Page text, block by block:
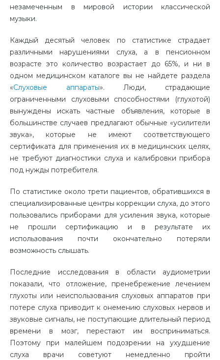
незамеченным в мировой истории классической
музыки.
Каждый десятый человек по статистике страдает
различными нарушениями слуха, а в пенсионном
возрасте это количество возрастает до 65%, и ни в
одном медицинском каталоге вы не найдете раздела
«Слуховые аппараты». Люди, страдающие
ограниченными слуховыми способностями (глухотой)
вынуждены искать частные объявления, которые в
большинстве случаев предлагают обычные «усилители
звука», которые не имеют соответствующего
сертификата для применения их в медицинских целях,
не требуют диагностики слуха и калибровки прибора
под нужды потребителя.
По статистике около трети пациентов, обратившихся в
специализированные центры коррекции слуха, до этого
пользовались приборами для усиления звука, которые
не прошли сертификацию и в результате их
использования почти окончательно потеряли
возможность слышать.
Последние исследования в области аудиометрии
показали, что отложение, пренебрежение лечением
глухоты или неиспользования слуховых аппаратов при
потере слуха приводит к онемению слуховых нервов и
звуковые сигналы, не поступающие длительный период
времени в мозг, перестают им восприниматься.
Поэтому при малейшем подозрении на ухудшение
слуха врачи советуют немедленно пройти